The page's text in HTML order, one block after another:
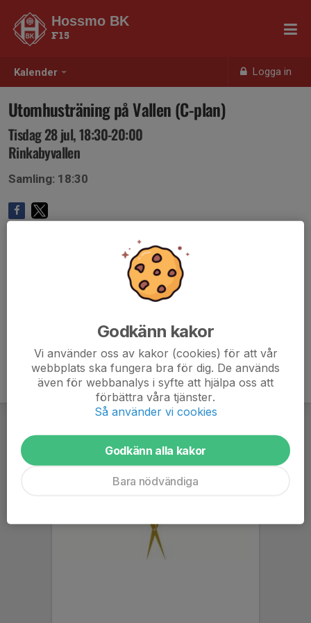
Kalender Logga in
Hossmo BK
F15
Utomhusträning på Vallen (C-plan)
Tisdag 28 jul, 18:30-20:00
Rinkabyvallen
Samling: 18:30
Godkänn kakor
Vi använder oss av kakor (cookies) för att vår
webbplats ska fungera bra för dig. De används
även för webbanalys i syfte att hjälpa oss att
förbättra våra tjänster.
Så använder vi cookies
Godkänn alla kakor
Bara nödvändiga